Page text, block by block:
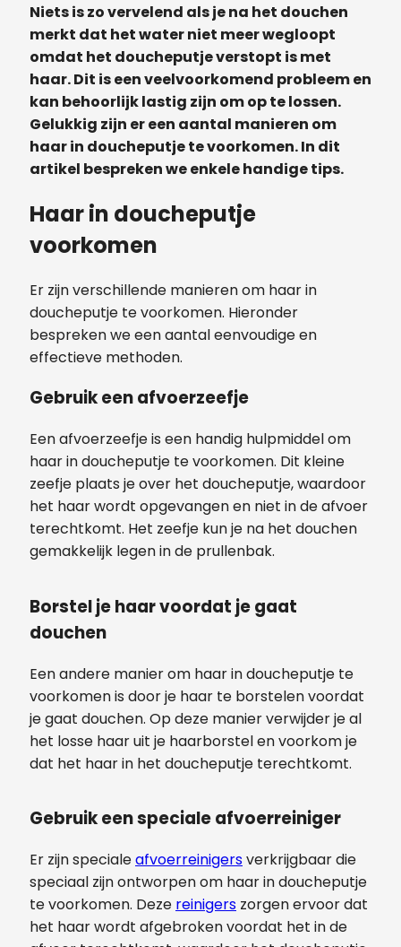
Niets is zo vervelend als je na het douchen
merkt dat het water niet meer wegloopt
omdat het doucheputje verstopt is met
haar. Dit is een veelvoorkomend probleem en
kan behoorlijk lastig zijn om op te lossen.
Gelukkig zijn er een aantal manieren om
haar in doucheputje te voorkomen. In dit
artikel bespreken we enkele handige tips.
Haar in doucheputje
voorkomen
Er zijn verschillende manieren om haar in
doucheputje te voorkomen. Hieronder
bespreken we een aantal eenvoudige en
effectieve methoden.
Gebruik een afvoerzeefje
Een afvoerzeefje is een handig hulpmiddel om
haar in doucheputje te voorkomen. Dit kleine
zeefje plaats je over het doucheputje, waardoor
het haar wordt opgevangen en niet in de afvoer
terechtkomt. Het zeefje kun je na het douchen
gemakkelijk legen in de prullenbak.
Borstel je haar voordat je gaat
douchen
Een andere manier om haar in doucheputje te
voorkomen is door je haar te borstelen voordat
je gaat douchen. Op deze manier verwijder je al
het losse haar uit je haarborstel en voorkom je
dat het haar in het doucheputje terechtkomt.
Gebruik een speciale afvoerreiniger
Er zijn specialeafvoerreinigersverkrijgbaar die
speciaal zijn ontworpen om haar in doucheputje
te voorkomen. Deze reinigers zorgen ervoor dat
het haar wordt afgebroken voordat het in de